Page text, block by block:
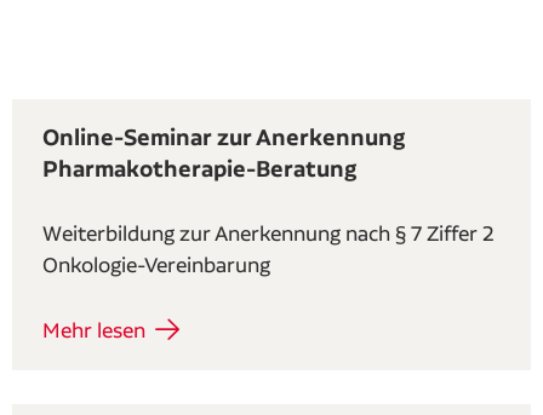
Online-Seminar zur Anerkennung
Pharmakotherapie-Beratung
Weiterbildung zur Anerkennung nach § 7 Ziffer 2
Onkologie-Vereinbarung
Mehr lesen